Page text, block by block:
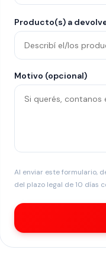
Producto(s) a
Motivo (opcional)
Al enviar este formulario,
del plazo legal de 10 días